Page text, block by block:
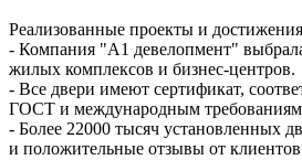
Реализованные проекты и достижения
- Компания "А1 девелопмент"
жилых комплексов и бизнес-центров.
- Все двери имеют сертификат,
ГОСТ и международным
- Более 22000 тысяч установленных
и положительные отзывы от